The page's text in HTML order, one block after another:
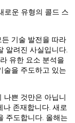
로운 유형의 콜드 스
기술 발전을 따라
알려진 사실입니다.
유한 요소 분석을
술을 주도하고 있는
쁜 것만은 아닙니
나 존재합니다. 새로
주도합니다. 올해는